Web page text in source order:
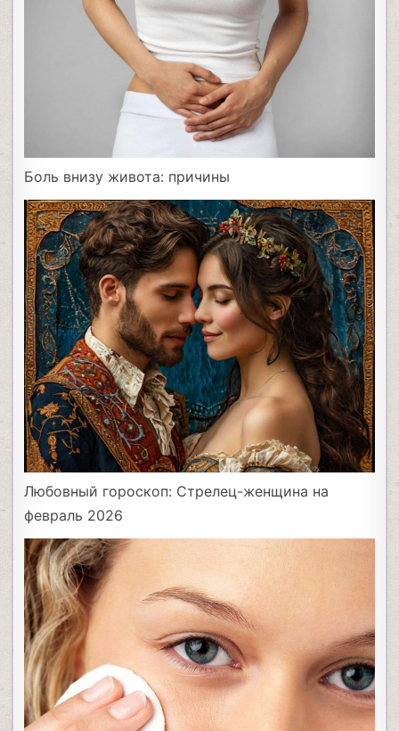
Боль внизу живота: причины
Любовный гороскоп: Стрелец-женщина на
февраль 2026